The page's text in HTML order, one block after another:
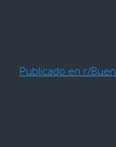
Publicado en r/